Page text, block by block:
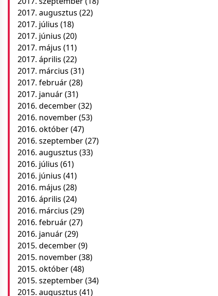
2017. augusztus (22)
2017. július (18)
2017. június (20)
2017. május (11)
2017. április (22)
2017. március (31)
2017. február(28)
2017. január(31)
2016. december(32)
2016. november(53)
2016. október(47)
2016. szeptember(27)
2016. augusztus (33)
2016. július (61)
2016. június (41)
2016. május (28)
2016. április (24)
2016. március (29)
2016. február(27)
2016. január(29)
2015. december(9)
2015. november(38)
2015. október(48)
2015. szeptember(34)
2015. augusztus (41)